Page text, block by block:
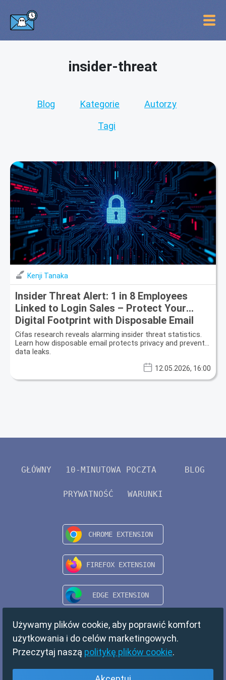
insider-threat
Blog Kategorie Autorzy
Tagi
Kenji Tanaka
Insider Threat Alert: 1 in 8 Employees
Linked to Login Sales – Protect Your
Digital Footprint with Disposable Email
Cifas research reveals alarming insider threat statistics.
Learn how disposable email protects privacy and prevents
data leaks.
12.05.2026, 16:00
GŁÓWNY 10-MINUTOWA POCZTA BLOG
PRYWATNOŚĆ WARUNKI
Używamy plików cookie, aby poprawić komfort
użytkowania i do celów marketingowych.
Przeczytaj naszą politykę plików cookie.